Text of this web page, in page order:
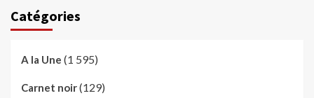
Catégories
A la Une (1 595)
Carnet noir(129)